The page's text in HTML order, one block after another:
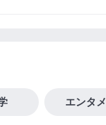
エンタメ